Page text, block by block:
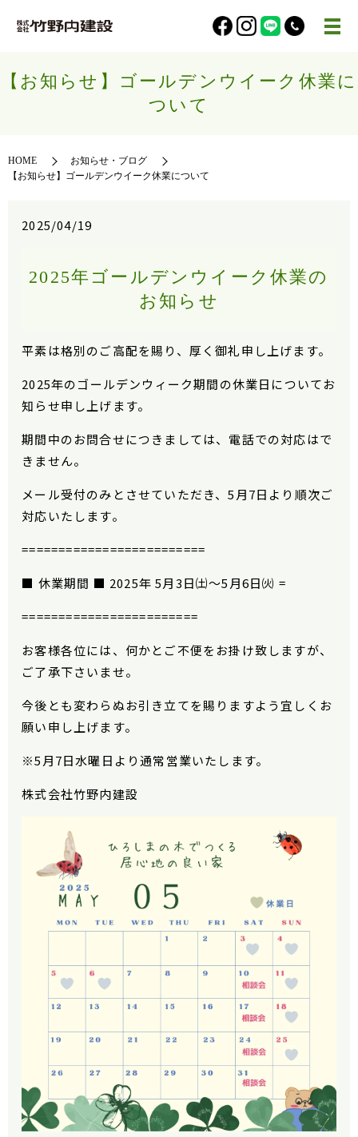
【お知らせ】ゴールデンウイーク休業に
ついて
HOME
お知らせ・ブログ
【お知らせ】ゴールデンウイーク休業について
2025/04/19
2025年ゴールデンウイーク休業の
お知らせ
平素は格別のご高配を賜り、厚く御礼申し上げます。
2025年のゴールデンウィーク期間の休業日についてお
知らせ申し上げます。
期間中のお問合せにつきましては、電話での対応はで
きません。
メール受付のみとさせていただき、5月7日より順次ご
対応いたします。
=========================
■ 休業期間 ■ 2025年 5月3日㈯～5月6日㈫ =
========================
お客様各位には、何かとご不便をお掛け致しますが、
ご了承下さいませ。
今後とも変わらぬお引き立てを賜りますよう宜しくお
願い申し上げます。
※5月7日水曜日より通常営業いたします。
株式会社竹野内建設